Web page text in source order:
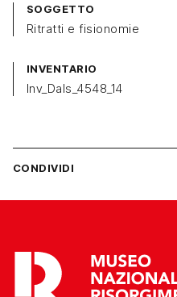
SOGGETTO
Ritratti e fisionomie
INVENTARIO
Inv_Dals_4548_14
CONDIVIDI